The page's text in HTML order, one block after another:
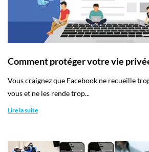
Comment protéger votre vie
Vous craignez que Facebook ne recueille
vous et ne les rende trop...
Lire la suite